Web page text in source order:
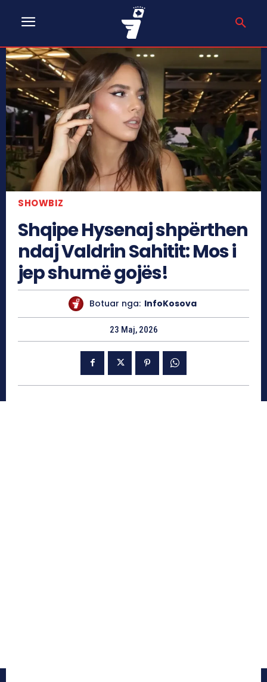
SHOWBIZ
Shqipe Hysenaj shpërthen
ndaj Valdrin Sahitit: Mos i
jep shumë gojës!
Botuar nga: InfoKosova
23 Maj, 2026